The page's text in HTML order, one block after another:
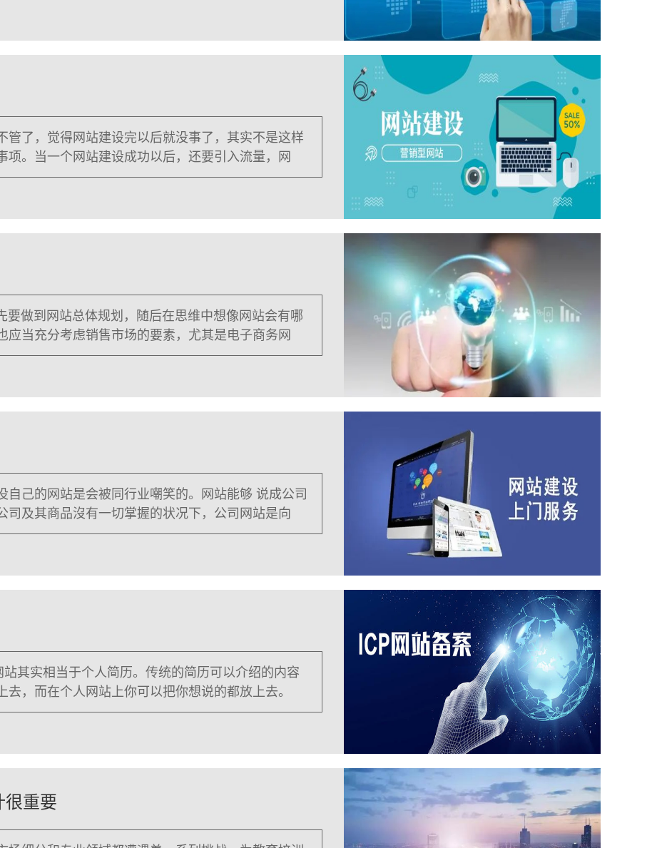
管了，觉得网站建设完以后就没事了，其实不是这样
。当一个网站建设成功以后，还要引入流量，网
要做到网站总体规划，随后在思维中想像网站会有哪
当充分考虑销售市场的要素，尤其是电子商务网
自己的网站是会被同行业嘲笑的。网站能够 说成公司
司及其商品沒有一切掌握的状况下，公司网站是向
其实相当于个人简历。传统的简历可以介绍的内容
，而在个人网站上你可以把你想说的都放上去。
很重要